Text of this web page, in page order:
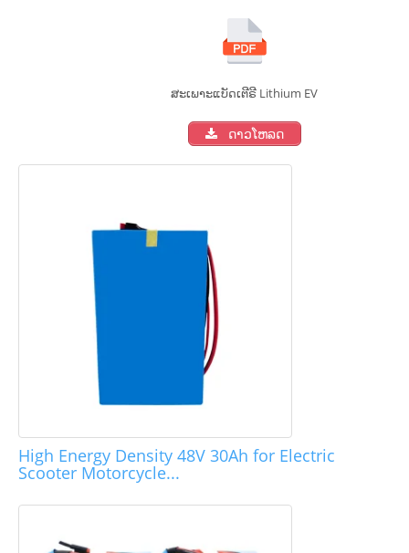
ສະເພາະແບັດເຕີຣີ Lithium EV
ດາວໂຫລດ
High Energy Density 48V 30Ah for Electric
Scooter Motorcycle...